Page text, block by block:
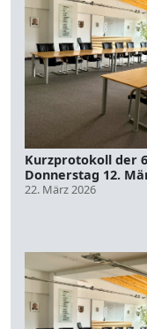
Kurzprotokoll der
Donnerstag 12.
22. März 2026